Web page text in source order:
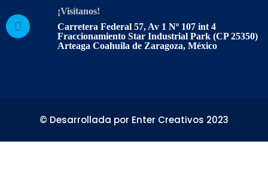
¡Visítanos!
Carretera Federal 57, Av 1 Nº 107 int 4
Fraccionamiento Star Industrial Park (CP 25350)
Arteaga Coahuila de Zaragoza, México
©️ Desarrollada por Enter Creativos 2023